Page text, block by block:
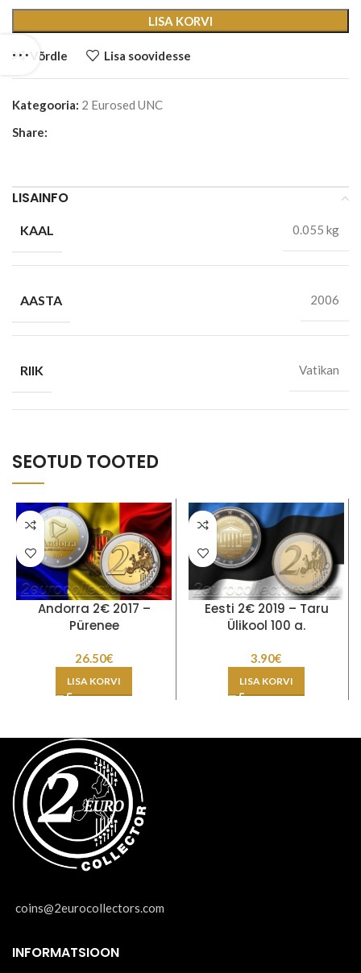
LISA KORVI
Võrdle Lisa soovidesse
Kategooria: 2 Eurosed UNC
Share:
LISAINFO
KAAL 0.055 kg
AASTA 2006
RIIK Vatikan
SEOTUD TOOTED
Andorra 2€ 2017 –
Pürenee
26.50€
LISA KORVI
Eesti 2€ 2019 – Taru
Ülikool 100 a.
3.90€
LISA KORVI
coins@2eurocollectors.com
INFORMATSIOON